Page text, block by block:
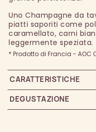
Uno Champagne da
piatti saporiti come
caramellato, carni
leggermente speziata.
* Prodotto di Francia -
CARATTERISTICHE
DEGUSTAZIONE